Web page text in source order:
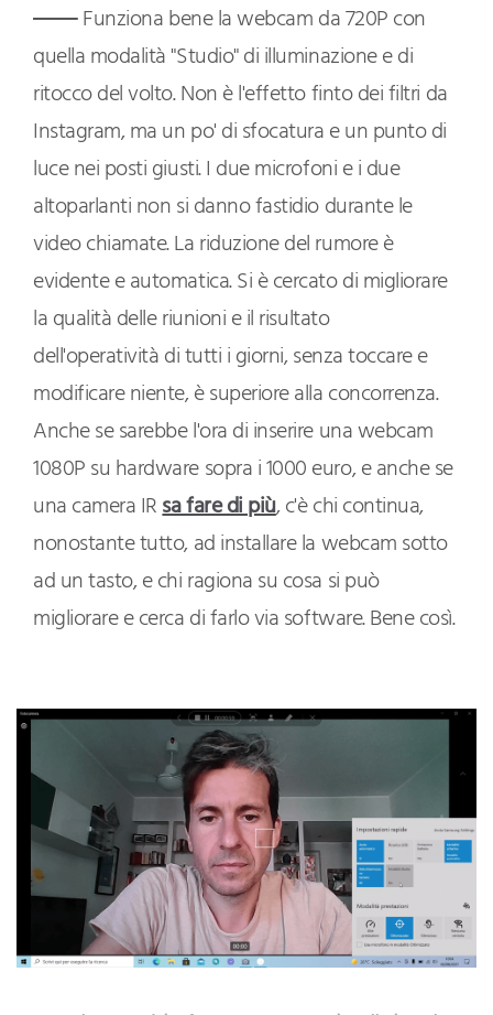
Funziona bene la webcam da 720P con
quella modalità "Studio" di illuminazione e di
ritocco del volto. Non è l'effetto finto dei filtri da
Instagram, ma un po' di sfocatura e un punto di
luce nei posti giusti. I due microfoni e i due
altoparlanti non si danno fastidio durante le
video chiamate. La riduzione del rumore è
evidente e automatica. Si è cercato di migliorare
la qualità delle riunioni e il risultato
dell'operatività di tutti i giorni, senza toccare e
modificare niente, è superiore alla concorrenza.
Anche se sarebbe l'ora di inserire una webcam
1080P su hardware sopra i 1000 euro, e anche se
una camera IRsa fare di più, c'è chi continua,
nonostante tutto, ad installare la webcam sotto
ad un tasto, e chi ragiona su cosa si può
migliorare e cerca di farlo via software. Bene così.